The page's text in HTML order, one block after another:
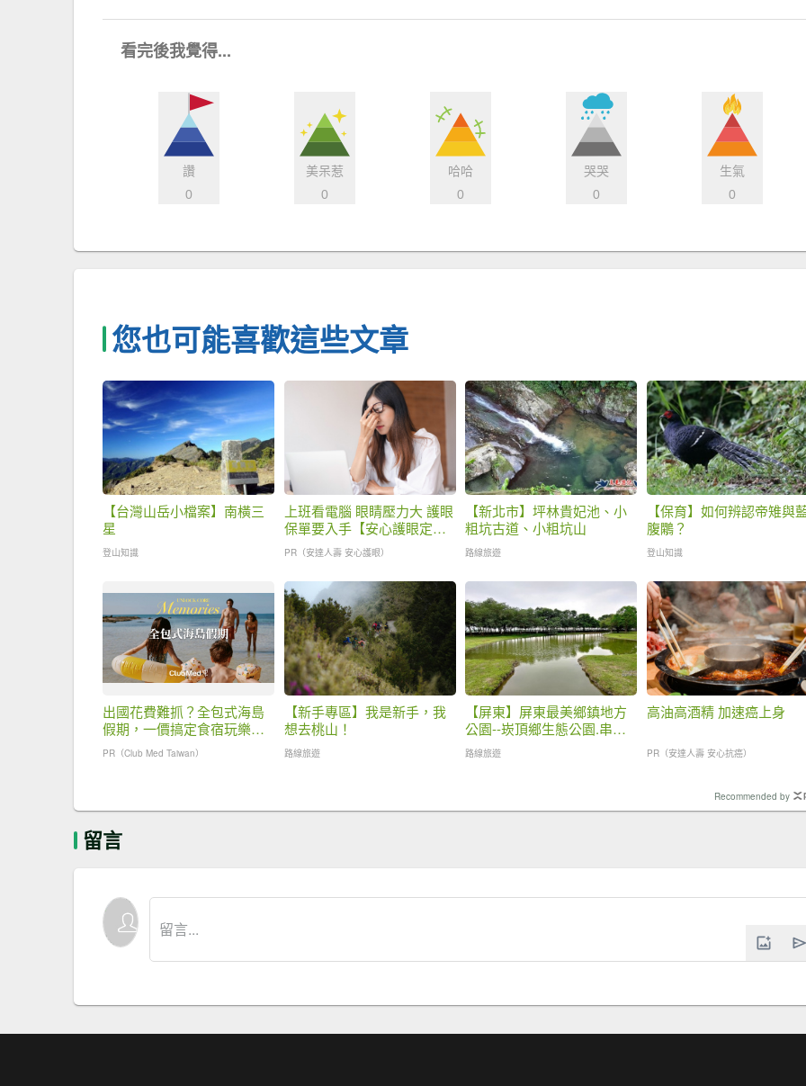
看完後我覺得...
讚
0
美呆惹
0
哈哈
0
哭哭
0
生氣
0
您也可能喜歡這些文章
【台灣山岳小檔案】南橫三
星
登山知識
上班看電腦 眼睛壓力大 護眼
保單要入手【安心護眼定期
眼睛險】
PR（安達人壽 安心護眼）
【新北市】坪林貴妃池、小
粗坑古道、小粗坑山
路線旅遊
【保育】如何辨認帝雉與
腹鷴？
登山知識
出國花費難抓？全包式海島
假期，一價搞定食宿玩樂，
省錢更省心！
PR（Club Med Taiwan）
【新手專區】我是新手，我
想去桃山！
路線旅遊
【屏東】屏東最美鄉鎮地方
公園--崁頂鄉生態公園.串遊
崁頂森林公園
路線旅遊
高油高酒精 加速癌上身
PR（安達人壽 安心抗癌）
Recommended by
留言